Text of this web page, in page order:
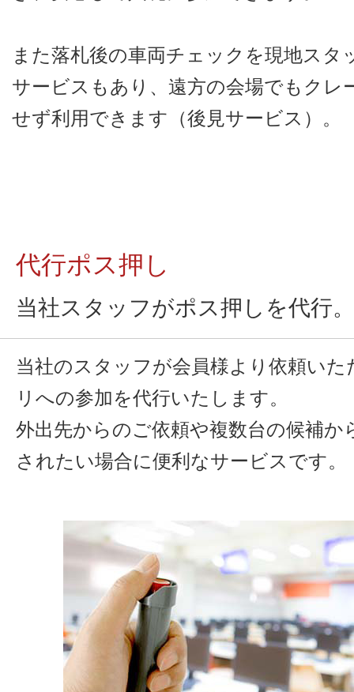
また落札後の車両チェックを現地スタ
サービスもあり、遠方の会場でもクレ
せず利用できます（後見サービス）。
代行ポス押し
当社スタッフがポス押しを代行。
当社のスタッフが会員様より依頼いた
リへの参加を代行いたします。
外出先からのご依頼や複数台の候補か
されたい場合に便利なサービスです。